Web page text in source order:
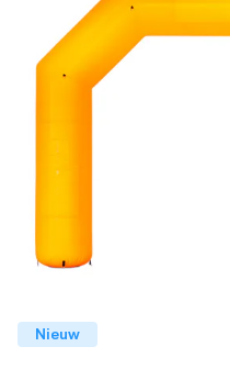
Nieuw